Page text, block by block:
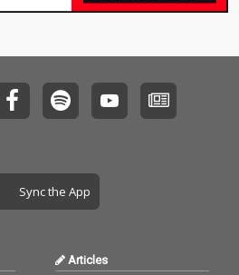
Sync the App
Articles